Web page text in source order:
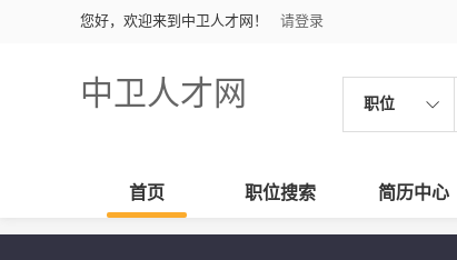
您好，欢迎来到中卫人才网！ 请登录
中卫人才网 职位
首页 职位搜索 简历中心